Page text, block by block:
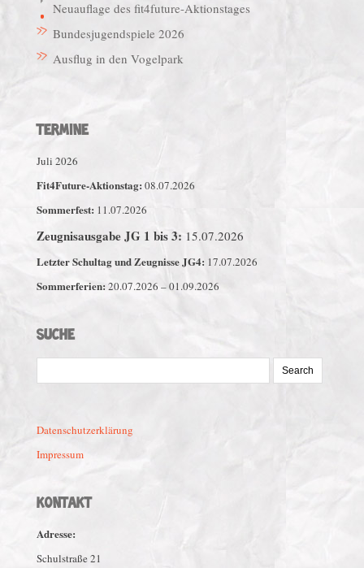
Neuauflage des fit4future-Aktionstages
Bundesjugendspiele 2026
Ausflug in den Vogelpark
TERMINE
Juli 2026
Fit4Future-Aktionstag: 08.07.2026
Sommerfest: 11.07.2026
Zeugnisausgabe JG 1 bis 3: 15.07.2026
Letzter Schultag und Zeugnisse JG4: 17.07.2026
Sommerferien:20.07.2026 – 01.09.2026
SUCHE
Datenschutzerklärung
Impressum
KONTAKT
Adresse:
Schulstraße 21